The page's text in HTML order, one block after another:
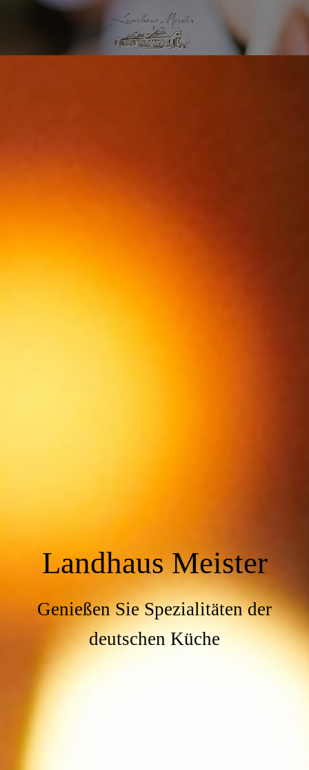
Landhaus Meister
Genießen Sie Spezialitäten der
deutschen Küche